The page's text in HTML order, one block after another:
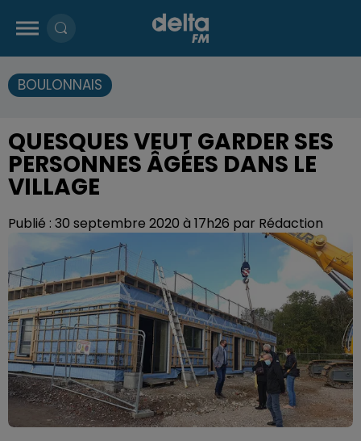
BOULONNAIS
QUESQUES VEUT GARDER SES
PERSONNES ÂGÉES DANS LE
VILLAGE
Publié : 30 septembre 2020 à 17h26 par Rédaction